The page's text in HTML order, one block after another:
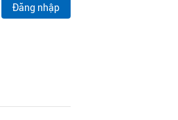
Đăng nhập